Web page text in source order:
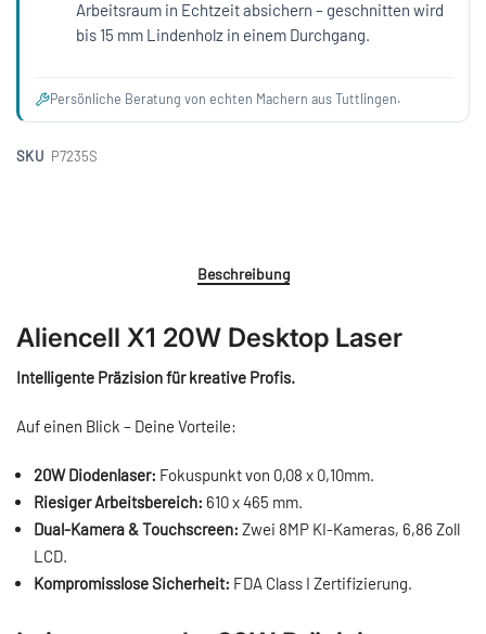
Arbeitsraum in Echtzeit absichern – geschnitten wird
bis 15 mm Lindenholz in einem Durchgang.
Persönliche Beratung von echten Machern aus Tuttlingen.
SKU P7235S
Beschreibung
Aliencell X1 20W Desktop Laser
Intelligente Präzision für kreative Profis.
Auf einen Blick – Deine Vorteile:
20W Diodenlaser: Fokuspunkt von 0,08 x 0,10mm.
Riesiger Arbeitsbereich: 610 x 465 mm.
Dual-Kamera & Touchscreen: Zwei 8MP KI-Kameras, 6,86 Zoll
LCD.
Kompromisslose Sicherheit: FDA Class I Zertifizierung.